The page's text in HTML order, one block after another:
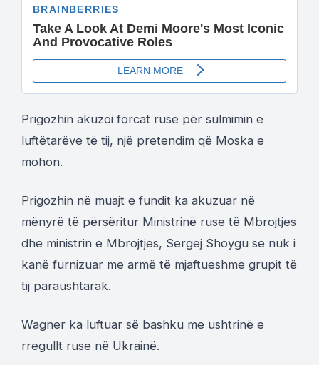
Prigozhin akuzoi forcat ruse për sulmimin e
luftëtarëve të tij, një pretendim që Moska e
mohon.
Prigozhin në muajt e fundit ka akuzuar në
mënyrë të përsëritur Ministrinë ruse të Mbrojtjes
dhe ministrin e Mbrojtjes, Sergej Shoygu se nuk i
kanë furnizuar me armë të mjaftueshme grupit të
tij paraushtarak.
Wagner ka luftuar së bashku me ushtrinë e
rregullt ruse në Ukrainë.